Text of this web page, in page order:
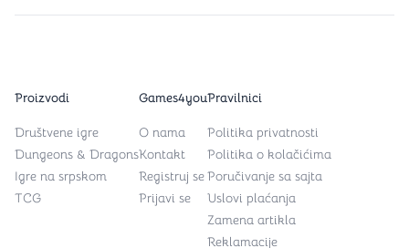
Proizvodi
Društvene igre
Dungeons & Dragons
Igre na srpskom
TCG
Games4you
O nama
Kontakt
Registruj se
Prijavi se
Pravilnici
Politika privatnosti
Politika o kolačićima
Poručivanje sa sajta
Uslovi plaćanja
Zamena artikla
Reklamacije